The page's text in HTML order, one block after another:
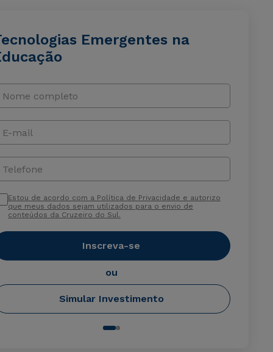
Emergentes na
Nome completo
E-mail
Telefone
Estou de acordo com a Política de Privacidade e autorizo
que meus dados sejam utilizados para o envio de
conteúdos da Cruzeiro do Sul.
Inscreva-se
ou
Simular Investimento